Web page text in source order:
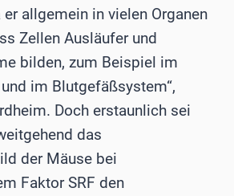
allgemein in vielen Organen
Zellen Ausläufer und
bilden, zum Beispiel im
im Blutgefäßsystem“,
Doch erstaunlich sei
das
der Mäuse bei
Faktor SRF den